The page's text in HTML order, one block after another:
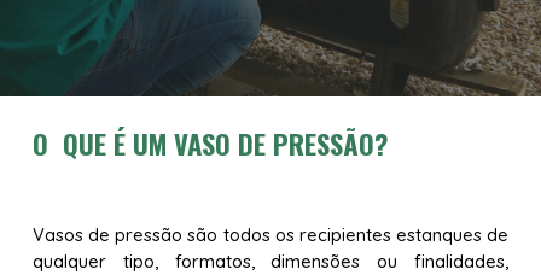
O QUE É UM VASO DE PRESSÃO?
Vasos de pressão são todos os recipientes estanques de
qualquer tipo, formatos, dimensões ou finalidades,